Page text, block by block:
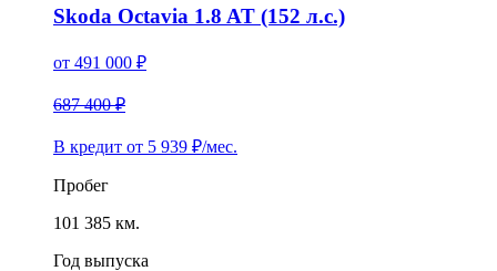
Skoda Octavia 1.8 AT (152 л.с.)
от 491 000 ₽
687 400 ₽
В кредит от 5 939 ₽/мес.
Пробег
101 385 км.
Год выпуска